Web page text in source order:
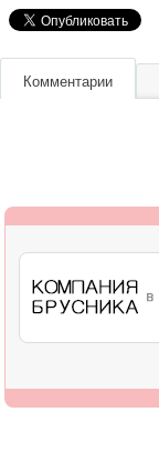
Комментарии